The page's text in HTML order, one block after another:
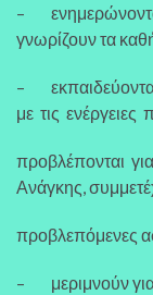
– ενημερώνονται
γνωρίζουν τα
–
με τις ενέργειες
προβλέπονται
Ανάγκης,
προβλεπόμενες
– μεριμνούν για